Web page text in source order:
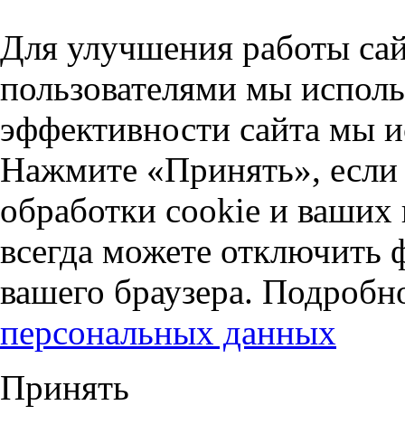
Для улучшения работы
пользователями мы
эффективности сайта мы
Нажмите «Принять», если
обработки cookie и
всегда можете отключить
вашего браузера.
персональных данных
Принять